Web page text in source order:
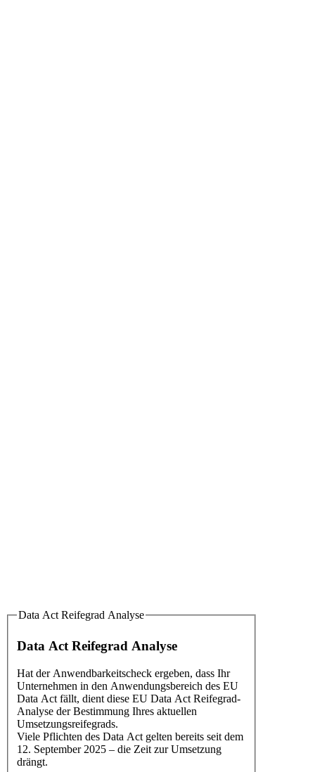
Data Act Reifegrad Analyse
Data Act Reifegrad Analyse
Hat der Anwendbarkeitscheck ergeben, dass Ihr
Unternehmen in den Anwendungsbereich des EU
Data Act fällt, dient diese EU Data Act Reifegrad-
Analyse der Bestimmung Ihres aktuellen
Umsetzungsreifegrads.
Viele Pflichten des Data Act gelten bereits seit dem
12. September 2025 – die Zeit zur Umsetzung
drängt.